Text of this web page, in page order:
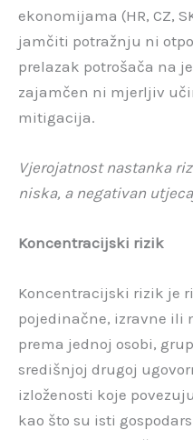
ekonomijama (HR, CZ,
jamčiti potražnju ni
prelazak potrošača na
zajamčen ni mjerljiv
mitigacija.
Vjerojatnost nastanka
niska, a negativan
Koncentracijski rizik
Koncentracijski rizik je
pojedinačne, izravne ili
prema jednoj osobi,
središnjoj drugoj
izloženosti koje
kao što su isti